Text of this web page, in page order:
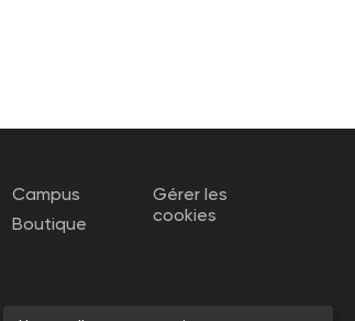
Campus
Boutique
Gérer les
cookies